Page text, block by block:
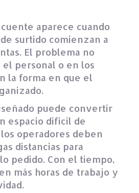
aparece cuando
surtido comienzan a
El problema no
personal o en los
la forma en que el
puede convertir
espacio difícil de
operadores deben
distancias para
pedido. Con el tiempo,
más horas de trabajo y